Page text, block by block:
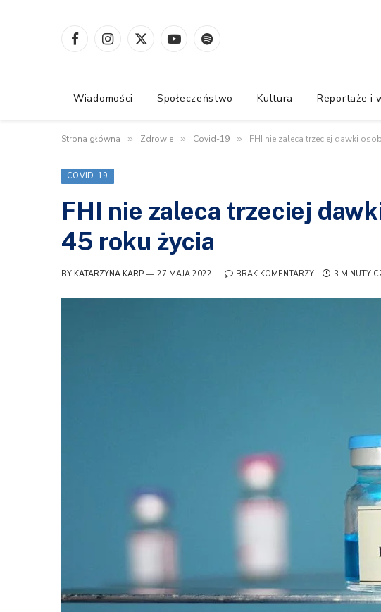
FacebookInstagram
X
YouTubeSpotify
Wiadomości Społeczeństwo Kultura Reportaże i
Strona główna » Zdrowie » Covid-19 » FHI nie zaleca trzeciej dawki
COVID-19
FHI nie zaleca trzeciej
45 roku życia
BY KATARZYNA KARP 27 MAJA 2022 BRAK KOMENTARZY 3 MINUTY